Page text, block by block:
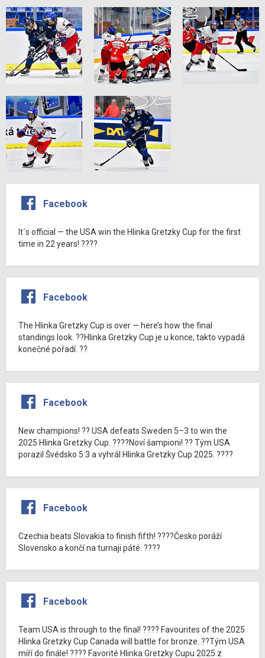
Facebook
It´s official — the USA win the Hlinka Gretzky Cup for the first
time in 22 years! ????
Facebook
The Hlinka Gretzky Cup is over — here’s how the final
standings look. ??Hlinka Gretzky Cup je u konce, takto vypadá
konečné pořadí. ??
Facebook
New champions! ?? USA defeats Sweden 5–3 to win the
2025 Hlinka Gretzky Cup. ????Noví šampioni! ?? Tým USA
porazil Švédsko 5:3 a vyhrál Hlinka Gretzky Cup 2025. ????
Facebook
Czechia beats Slovakia to finish fifth! ????Česko poráží
Slovensko a končí na turnaji páté. ????
Facebook
Team USA is through to the final! ???? Favourites of the 2025
Hlinka Gretzky Cup Canada will battle for bronze. ??Tým USA
míří do finále! ???? Favorité Hlinka Gretzky Cupu 2025 z